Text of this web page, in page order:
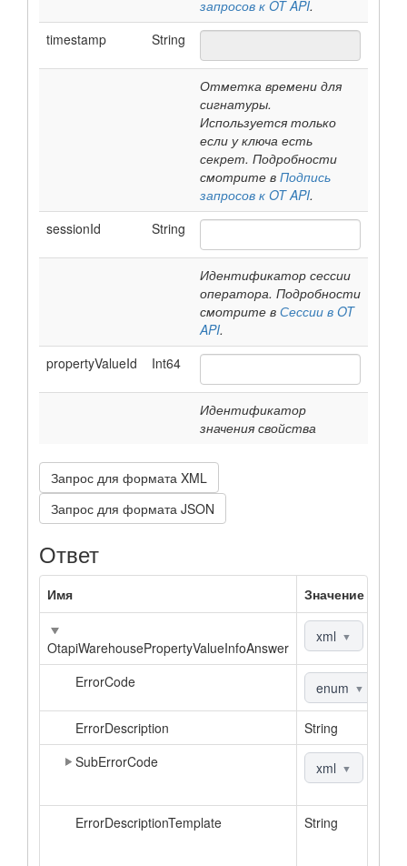
запросов к OT API.
timestamp
String
Отметка времени для
сигнатуры.
Используется только
если у ключа есть
секрет. Подробности
смотрите в Подпись
запросов к OT API.
sessionId
String
Идентификатор сессии
оператора. Подробности
смотрите в Сессии в OT
API.
propertyValueId
Int64
Идентификатор
значения свойства
Запрос для формата XML
Запрос для формата JSON
Ответ
Имя Значение
OtapiWarehousePropertyValueInfoAnswer
xml ▼
ErrorCode enum ▼
ErrorDescription
String
SubErrorCode
xml ▼
ErrorDescriptionTemplate String